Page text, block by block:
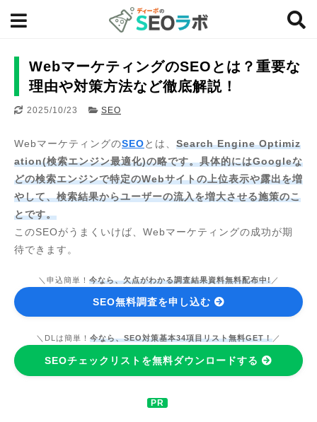
WebマーケティングのSEOとは？重要な
理由や対策方法など徹底解説！
2025/10/23 SEO
WebマーケティングのSEOとは、 Search Engine Optimiz
ation(検索エンジン最適化)の略です。具体的にはGoogleな
どの検索エンジンで特定のWebサイトの上位表示や露出を増
やして、検索結果からユーザーの流入を増大させる施策のこ
とです。
このSEOがうまくいけば、Webマーケティングの成功が期
待できます。
＼申込簡単！ 今なら、欠点がわかる調査結果資料無料配布中!／
SEO無料調査を申し込む
＼DLは簡単！ 今なら、SEO対策基本34項目リスト無料GET！ ／
SEOチェックリストを無料ダウンロードする